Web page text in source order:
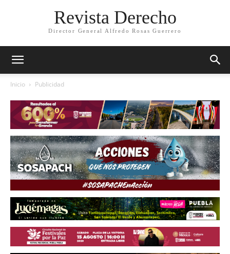
Revista Derecho
Director General Alfredo Rosas Guerrero
Inicio Publicidad